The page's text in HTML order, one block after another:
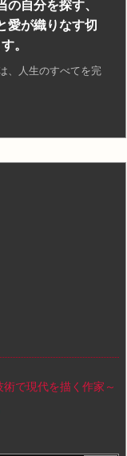
自分を探す、
愛が織りなす切
。
、人生のすべてを完
で現代を描く作家～